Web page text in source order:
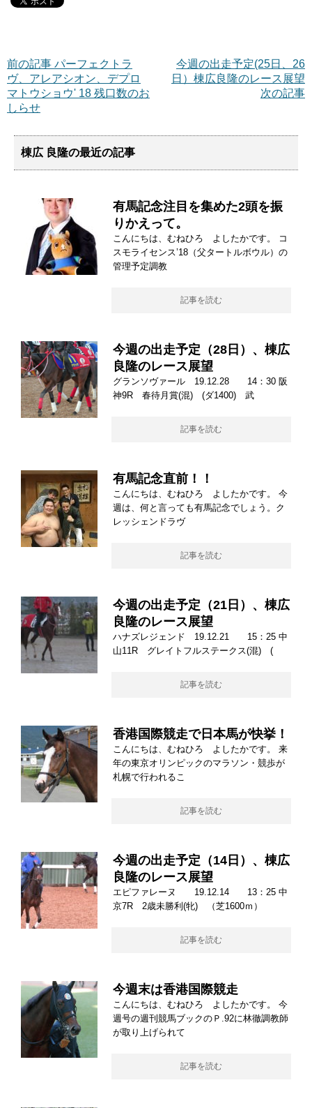
今週の出走予定(25日、26
日）棟広良隆のレース展望
次の記事
前の記事 パーフェクトラ
ヴ、アレアシオン、デプロ
マトウショウ' 18 残口数のお
しらせ
棟広 良隆の最近の記事
有馬記念注目を集めた2頭を振
りかえって。
こんにちは、むねひろ よしたかです。 コ
スモライセンス’18（父タートルボウル）の
管理予定調教
記事を読む
今週の出走予定（28日）、棟広
良隆のレース展望
グランソヴァール 19.12.28 14：30 阪
神9R 春待月賞(混) (ダ1400) 武
記事を読む
有馬記念直前！！
こんにちは、むねひろ よしたかです。 今
週は、何と言っても有馬記念でしょう。ク
レッシェンドラヴ
記事を読む
今週の出走予定（21日）、棟広
良隆のレース展望
ハナズレジェンド 19.12.21 15：25 中
山11R グレイトフルステークス(混) (
記事を読む
香港国際競走で日本馬が快挙！
こんにちは、むねひろ よしたかです。 来
年の東京オリンピックのマラソン・競歩が
札幌で行われるこ
記事を読む
今週の出走予定（14日）、棟広
良隆のレース展望
エピファレーヌ 19.12.14 13：25 中
京7R 2歳未勝利(牝) （芝1600ｍ）
記事を読む
今週末は香港国際競走
こんにちは、むねひろ よしたかです。 今
週号の週刊競馬ブックのＰ.92に林徹調教師
が取り上げられて
記事を読む